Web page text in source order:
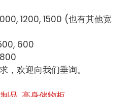
1200, 1500 (也有其他宽
600
，欢迎向我们垂询。